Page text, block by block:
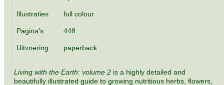
Illustraties full colour
Pagina's 448
Uitvoering paperback
Living with the Earth: volume 2 is a highly detailed and
beautifully illustrated guide to growing nutritious herbs, flowers,